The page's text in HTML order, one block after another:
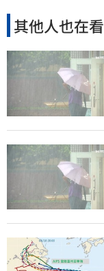
其他人也在看